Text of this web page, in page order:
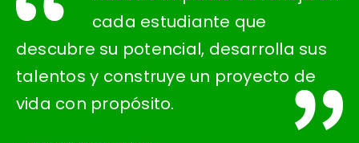
cada estudiante que
descubre su potencial, desarrolla sus
talentos y construye un proyecto de
vida con propósito.